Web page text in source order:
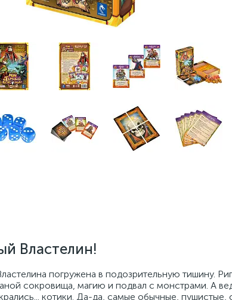
Властелин!
погружена в подозрительную тишину.
сокровища, магию и подвал с монстрами. А
котики. Да-да, самые обычные, пушистые,